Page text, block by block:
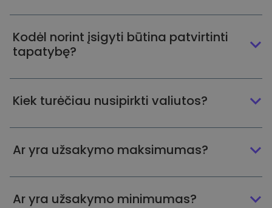
Kodėl norint įsigyti būtina patvirtinti
tapatybę?
Kiek turėčiau nusipirkti valiutos?
Ar yra užsakymo maksimumas?
Ar yra užsakymo minimumas?